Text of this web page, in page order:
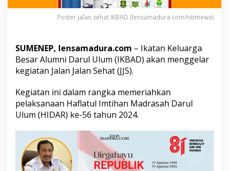
a
t
a
m
e
p
e
a
i
Poster jalan sehat IKBAD (lensamadura.com/istimewa)
SUMENEP, lensamadura.com – Ikatan Keluarga
Besar Alumni Darul Ulum (IKBAD) akan menggelar
kegiatan Jalan Jalan Sehat (JJS).
Kegiatan ini dalam rangka memeriahkan
pelaksanaan Haflatul Imtihan Madrasah Darul
Ulum (HIDAR) ke-56 tahun 2024.